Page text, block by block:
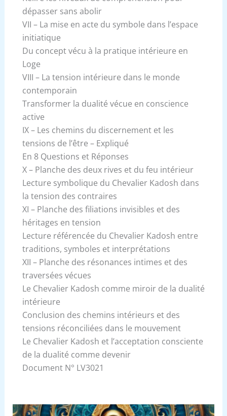
dépasser sans abolir
VII – La mise en acte du symbole dans l’espace
initiatique
Du concept vécu à la pratique intérieure en
Loge
VIII – La tension intérieure dans le monde
contemporain
Transformer la dualité vécue en conscience
active
IX – Les chemins du discernement et les
tensions de l’être – Expliqué
En 8 Questions et Réponses
X – Planche des deux rives et du feu intérieur
Lecture symbolique du Chevalier Kadosh dans
la tension des contraires
XI – Planche des filiations invisibles et des
héritages en tension
Lecture référencée du Chevalier Kadosh entre
traditions, symboles et interprétations
XII – Planche des résonances intimes et des
traversées vécues
Le Chevalier Kadosh comme miroir de la dualité
intérieure
Conclusion des chemins intérieurs et des
tensions réconciliées dans le mouvement
Le Chevalier Kadosh et l’acceptation consciente
de la dualité comme devenir
Document N° LV3021